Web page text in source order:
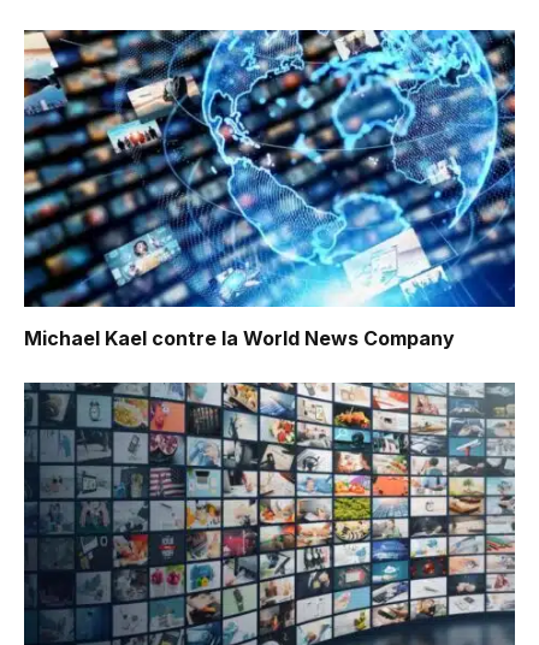
Michael Kael contre la World News Company